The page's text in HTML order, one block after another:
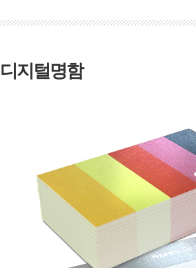
디지털명함